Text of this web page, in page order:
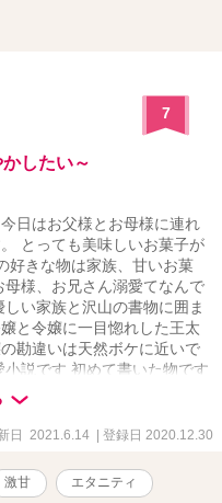
7
したい～
日はお父様とお母様に連れ
とっても美味しいお菓子が
好きな物は家族、甘いお菓
様、お兄さん溺愛てなんで
い家族と沢山の書物に囲ま
と令嬢に一目惚れした王太
勘違いは天然ボケに近いで
説です 初めて書いた物です
す。 完結をいたしました。
日 2021.6.14 | 登録日 2020.12.30
激甘 エタニティ